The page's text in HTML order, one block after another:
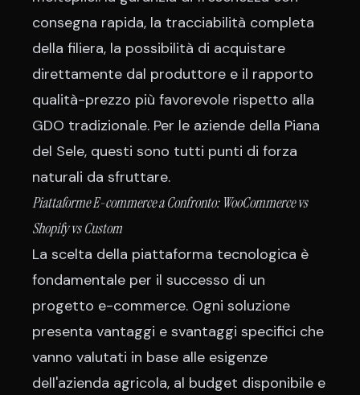
consegna rapida, la tracciabilità completa
della filiera, la possibilità di acquistare
direttamente dal produttore e il rapporto
qualità-prezzo più favorevole rispetto alla
GDO tradizionale. Per le aziende della Piana
del Sele, questi sono tutti punti di forza
naturali da sfruttare.
Piattaforme E-commerce a Confronto: WooCommerce vs
Shopify vs Custom
La scelta della piattaforma tecnologica è
fondamentale per il successo di un
progetto e-commerce. Ogni soluzione
presenta vantaggi e svantaggi specifici che
vanno valutati in base alle esigenze
dell'azienda agricola, al budget disponibile e